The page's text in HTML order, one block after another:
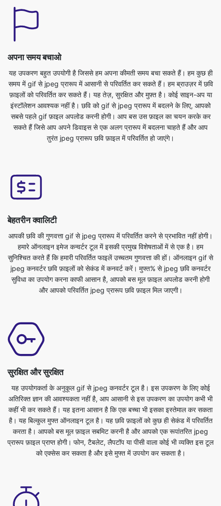
अपना समय बचाओ
यह उपकरण बहुत उपयोगी है जिससे हम अपना कीमती समय बचा सकते हैं। हम कुछ ही
समय में gif से jpeg प्रारूप में आसानी से परिवर्तित कर सकते हैं। हम ब्राउज़र में छवि
फ़ाइलों को परिवर्तित कर सकते हैं। यह तेज़, सुरक्षित और मुफ़्त है। कोई साइन-अप या
इंस्टॉलेशन आवश्यक नहीं है। छवि को gif से jpeg प्रारूप में बदलने के लिए, आपको
सबसे पहले gif फ़ाइल अपलोड करनी होगी। आप बस उस फ़ाइल का चयन करके कर
सकते हैं जिसे आप अपने डिवाइस से एक अलग प्रारूप में बदलना चाहते हैं और आप
तुरंत jpeg प्रारूप छवि फ़ाइल में परिवर्तित हो जाएंगे।
बेहतरीन क्वालिटी
आपकी छवि की गुणवत्ता gif से jpeg प्रारूप में परिवर्तित करने से प्रभावित नहीं होगी।
सुनिश्चित करते हैं कि हमारी परिवर्तित फाइलें उच्चतम गुणवत्ता की हों। ऑनलाइन gif से
jpeg कनवर्टर छवि फ़ाइलों को सेकंड में कनवर्ट करें। मुफ्त% से jpeg छवि कनवर्टर
सुविधा का उपयोग करना काफी आसान है, आपको बस मूल फ़ाइल अपलोड करनी होगी
और आपको परिवर्तित jpeg प्रारूप छवि फ़ाइल मिल जाएगी।
सुरक्षित और सुरक्षित
यह उपयोगकर्ता के अनुकूल gif से jpeg कनवर्टर टूल है। इस उपकरण के लिए कोई
अतिरिक्त ज्ञान की आवश्यकता नहीं है, आप आसानी से इस उपकरण का उपयोग कभी भी
कहीं भी कर सकते हैं। यह इतना आसान है कि एक बच्चा भी इसका इस्तेमाल कर सकता
है। यह बिल्कुल मुफ्त ऑनलाइन टूल है। यह छवि फ़ाइलों को कुछ ही सेकंड में परिवर्तित
करता है। आपको बस मूल फ़ाइल सबमिट करनी है और आपको एक रूपांतरित jpeg
प्रारूप फ़ाइल प्राप्त होगी। फोन, टैबलेट, लैपटॉप या पीसी वाला कोई भी व्यक्ति इस टूल
को एक्सेस कर सकता है और इसे मुफ्त में उपयोग कर सकता है।
यूजर फ्रेंडली